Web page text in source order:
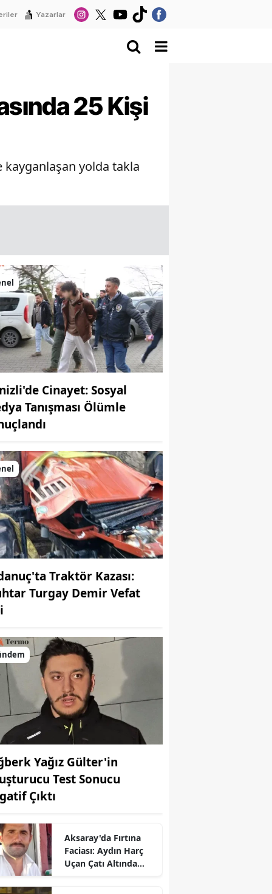
Yazarlar
25 Kişi
kayganlaşan yolda takla
Cinayet: Sosyal
Tanışması Ölümle
Traktör Kazası:
Turgay Demir Vefat
Yağız Gülter'in
Test Sonucu
Çıktı
Aksaray'da Fırtına
Faciası: Aydın Harç
Uçan Çatı Altında